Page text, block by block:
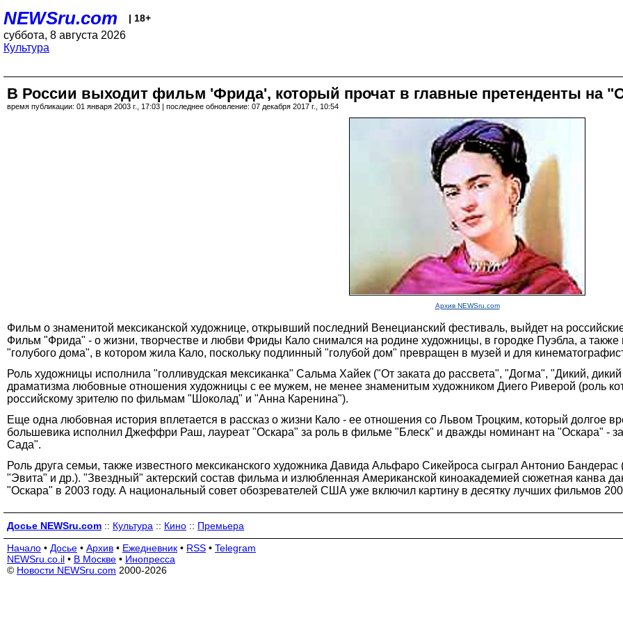
NEWSru.com | 18+
суббота, 8 августа 2026
Культура
В России выходит фильм 'Фрида', который прочат в главные претенденты на
время публикации: 01 января 2003 г., 17:03 | последнее обновление: 07 декабря 2017 г., 10:54
Архив NEWSru.com
Фильм о знаменитой мексиканской художнице, открывший последний Венецианский фестиваль, выйдет на
Фильм "Фрида" - о жизни, творчестве и любви Фриды Кало снимался на родине художницы, в городке Пуэбла, а
"голубого дома", в котором жила Кало, поскольку подлинный "голубой дом" превращен в музей и для
Роль художницы исполнила "голливудская мексиканка" Сальма Хайек ("От заката до рассвета", "Догма", "Дикий,
драматизма любовные отношения художницы с ее мужем, не менее знаменитым художником Диего Риверой (роль
российскому зрителю по фильмам "Шоколад" и "Анна Каренина").
Еще одна любовная история вплетается в рассказ о жизни Кало - ее отношения со Львом Троцким, который долгое
большевика исполнил Джеффри Раш, лауреат "Оскара" за роль в фильме "Блеск" и дважды номинант на "Оскара" -
Сада".
Роль друга семьи, также известного мексиканского художника Давида Альфаро Сикейроса сыграл Антонио
"Эвита" и др.). "Звездный" актерский состав фильма и излюбленная Американской киноакадемией сюжетная канва
"Оскара" в 2003 году. А национальный совет обозревателей США уже включил картину в десятку лучших фильмов
Досье NEWSru.com :: Культура :: Кино :: Премьера
Начало • Досье • Архив • Ежедневник • RSS • Telegram
NEWSru.co.il • В Москве • Инопресса
© Новости NEWSru.com 2000-2026